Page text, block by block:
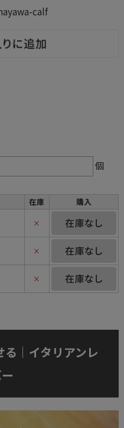
calf
個
在庫 購入
×
×
×
｜イタリアンレ